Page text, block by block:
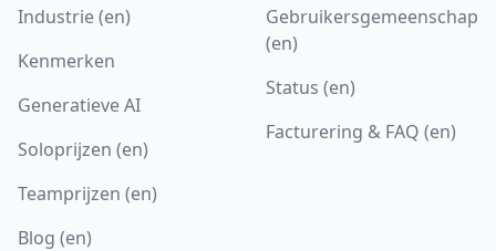
Industrie (en)
Kenmerken
Generatieve AI
Soloprijzen (en)
Teamprijzen (en)
Blog (en)
Gebruikersgemeenschap
(en)
Status (en)
Facturering & FAQ (en)